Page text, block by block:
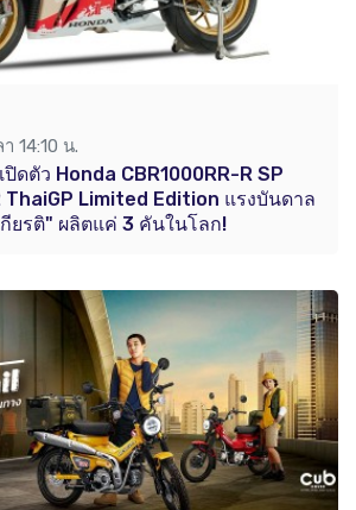
14:10 น.
ดตัว Honda CBR1000RR-R SP
ThaiGP Limited Edition แรงบันดาล
ยรติ" ผลิตแค่ 3 คันในโลก!